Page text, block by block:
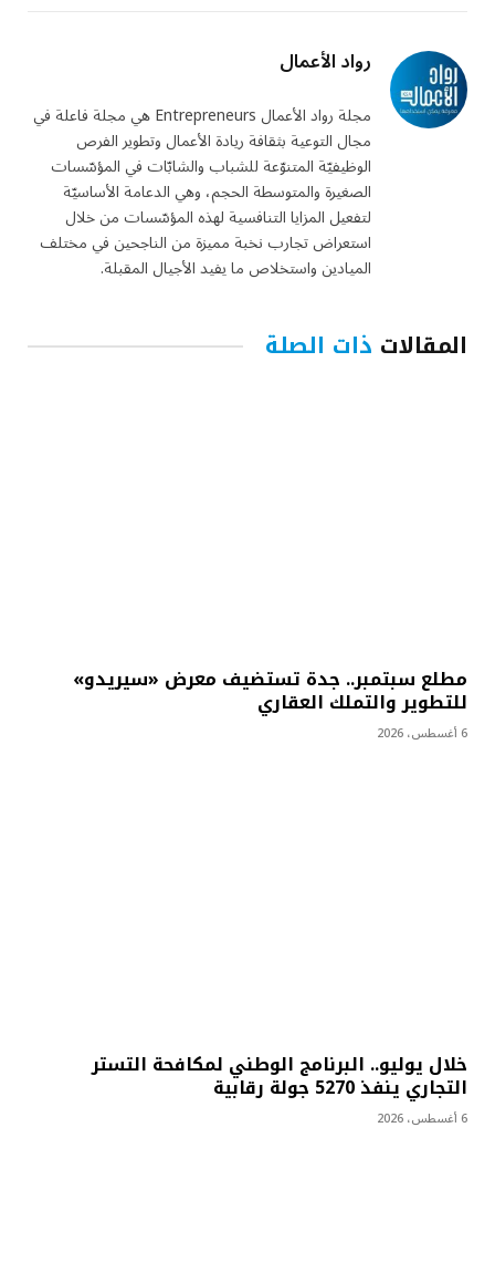
رواد الأعمال
مجلة رواد الأعمال Entrepreneurs هي مجلة فاعلة في
مجال التوعية بثقافة ريادة الأعمال وتطوير الفرص
الوظيفيّة المتنوّعة للشباب والشابّات في المؤسّسات
الصغيرة والمتوسطة الحجم، وهي الدعامة الأساسيّة
لتفعيل المزايا التنافسية لهذه المؤسّسات من خلال
استعراض تجارب نخبة مميزة من الناجحين في مختلف
الميادين واستخلاص ما يفيد الأجيال المقبلة.
المقالات ذات الصلة
مطلع سبتمبر.. جدة تستضيف معرض «سيريدو»
للتطوير والتملك العقاري
6 أغسطس، 2026
خلال يوليو.. البرنامج الوطني لمكافحة التستر
التجاري ينفذ 5270 جولة رقابية
6 أغسطس، 2026